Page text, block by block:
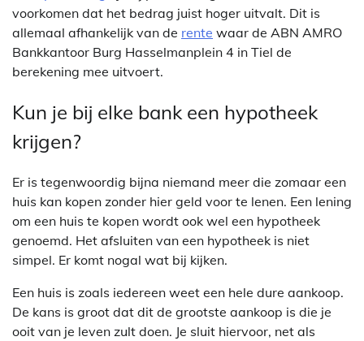
voorkomen dat het bedrag juist hoger uitvalt. Dit is
allemaal afhankelijk van de rente waar de ABN AMRO
Bankkantoor Burg Hasselmanplein 4 in Tiel de
berekening mee uitvoert.
Kun je bij elke bank een hypotheek
krijgen?
Er is tegenwoordig bijna niemand meer die zomaar een
huis kan kopen zonder hier geld voor te lenen. Een lening
om een huis te kopen wordt ook wel een hypotheek
genoemd. Het afsluiten van een hypotheek is niet
simpel. Er komt nogal wat bij kijken.
Een huis is zoals iedereen weet een hele dure aankoop.
De kans is groot dat dit de grootste aankoop is die je
ooit van je leven zult doen. Je sluit hiervoor, net als